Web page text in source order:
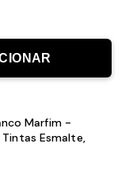
Marfim -
Tintas Esmalte,